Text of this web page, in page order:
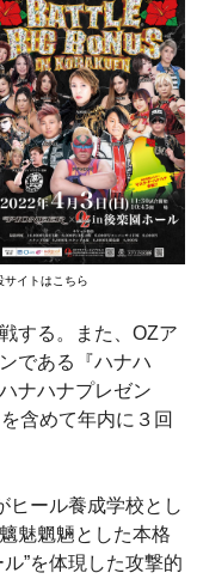
サイトはこちら
する。また、OZア
である『ハナハ
ナハナプレゼン
含めて年内に３回
ヒール養成学校とし
魅魍魎とした本格
”を体現した攻撃的